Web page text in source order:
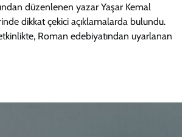
düzenlenen yazar Yaşar Kemal
dikkat çekici açıklamalarda bulundu.
etkinlikte, Roman edebiyatından uyarlanan